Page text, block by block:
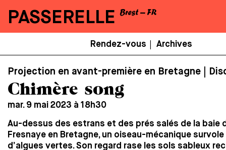
PASSERELLE
Secondaire
Rendez-vous Archives
Projection en avant-première en Bretagne |
Chimère song
mar. 9 mai 2023 à 18h30
Au-dessus des estrans et des prés salés de la baie
Fresnaye en Bretagne, un oiseau-mécanique
d’algues vertes. Son regard rase les sols sableux